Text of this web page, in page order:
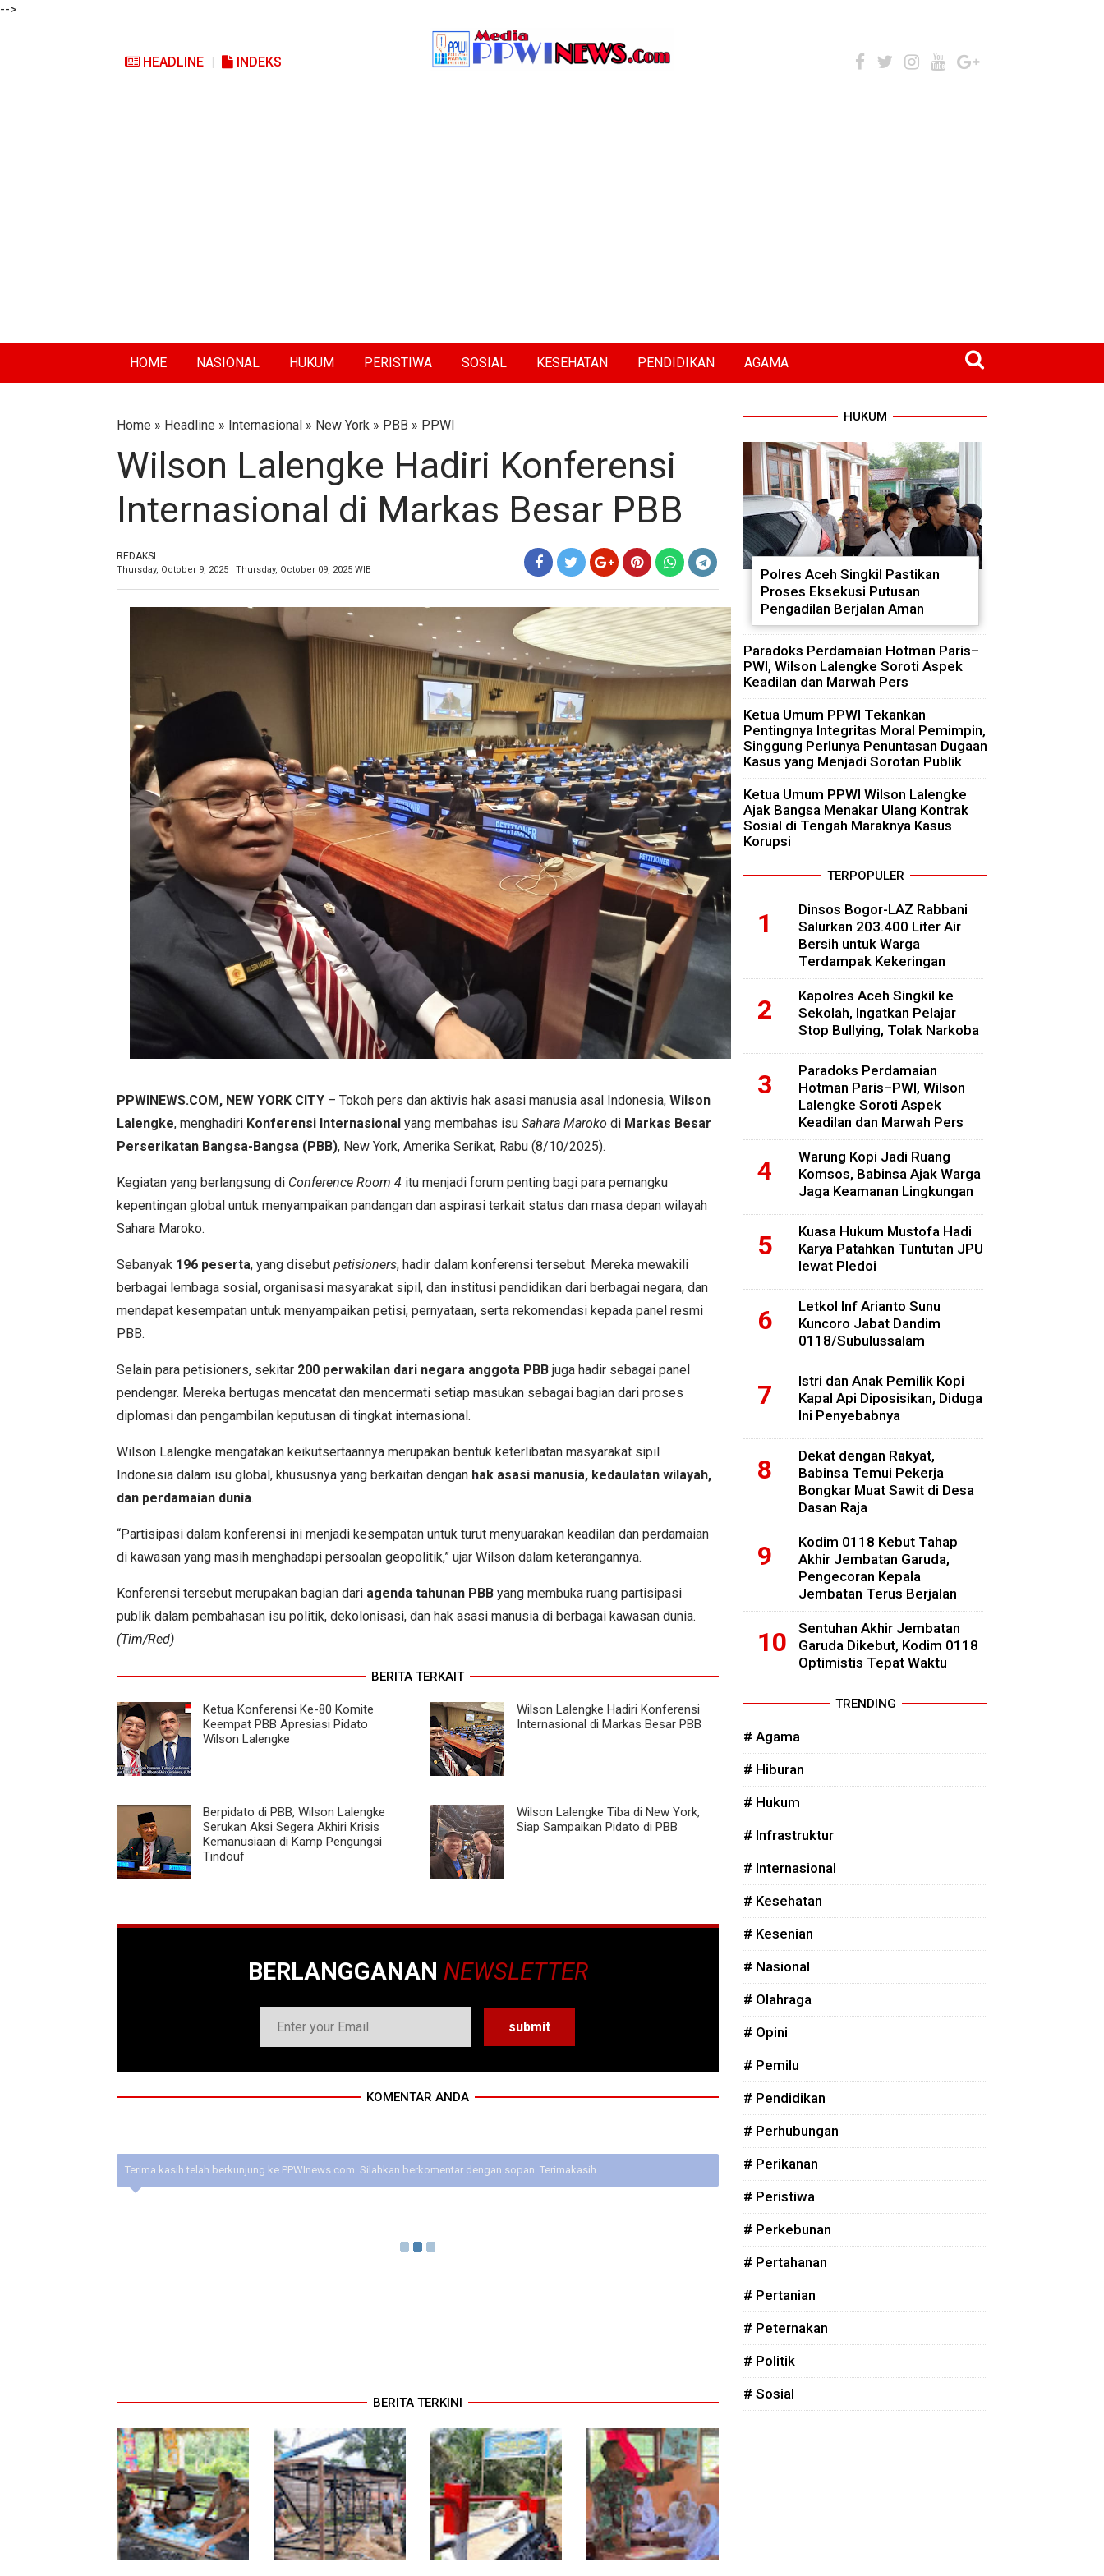
-->
HEADLINE INDEKS
HOME NASIONAL HUKUM PERISTIWA SOSIAL KESEHATAN PENDIDIKAN AGAMA
Home » Headline » Internasional » New York » PBB » PPWI
Wilson Lalengke Hadiri Konferensi
Internasional di Markas Besar PBB
REDAKSI
Thursday, October 9, 2025 | Thursday, October 09, 2025 WIB
PPWINEWS.COM, NEW YORK CITY – Tokoh pers dan aktivis hak asasi manusia asal Indonesia, Wilson
Lalengke, menghadiri Konferensi Internasional yang membahas isu Sahara Maroko di Markas Besar
Perserikatan Bangsa-Bangsa (PBB), New York, Amerika Serikat, Rabu (8/10/2025).
Kegiatan yang berlangsung di Conference Room 4 itu menjadi forum penting bagi para pemangku
kepentingan global untuk menyampaikan pandangan dan aspirasi terkait status dan masa depan wilayah
Sahara Maroko.
Sebanyak 196 peserta, yang disebut petisioners, hadir dalam konferensi tersebut. Mereka mewakili
berbagai lembaga sosial, organisasi masyarakat sipil, dan institusi pendidikan dari berbagai negara, dan
mendapat kesempatan untuk menyampaikan petisi, pernyataan, serta rekomendasi kepada panel resmi
PBB.
Selain para petisioners, sekitar 200 perwakilan dari negara anggota PBB juga hadir sebagai panel
pendengar. Mereka bertugas mencatat dan mencermati setiap masukan sebagai bagian dari proses
diplomasi dan pengambilan keputusan di tingkat internasional.
Wilson Lalengke mengatakan keikutsertaannya merupakan bentuk keterlibatan masyarakat sipil
Indonesia dalam isu global, khususnya yang berkaitan dengan hak asasi manusia, kedaulatan wilayah,
dan perdamaian dunia.
“Partisipasi dalam konferensi ini menjadi kesempatan untuk turut menyuarakan keadilan dan perdamaian
di kawasan yang masih menghadapi persoalan geopolitik,” ujar Wilson dalam keterangannya.
Konferensi tersebut merupakan bagian dari agenda tahunan PBB yang membuka ruang partisipasi
publik dalam pembahasan isu politik, dekolonisasi, dan hak asasi manusia di berbagai kawasan dunia.
(Tim/Red)
BERITA TERKAIT
Ketua Konferensi Ke-80 Komite
Keempat PBB Apresiasi Pidato
Wilson Lalengke
Wilson Lalengke Hadiri Konferensi
Internasional di Markas Besar PBB
Berpidato di PBB, Wilson Lalengke
Serukan Aksi Segera Akhiri Krisis
Kemanusiaan di Kamp Pengungsi
Tindouf
Wilson Lalengke Tiba di New York,
Siap Sampaikan Pidato di PBB
BERLANGGANAN NEWSLETTER
KOMENTAR ANDA
Terima kasih telah berkunjung ke PPWInews.com. Silahkan berkomentar dengan sopan. Terimakasih.
BERITA TERKINI
HUKUM
Polres Aceh Singkil Pastikan
Proses Eksekusi Putusan
Pengadilan Berjalan Aman
Paradoks Perdamaian Hotman Paris–
PWI, Wilson Lalengke Soroti Aspek
Keadilan dan Marwah Pers
Ketua Umum PPWI Tekankan
Pentingnya Integritas Moral Pemimpin,
Singgung Perlunya Penuntasan Dugaan
Kasus yang Menjadi Sorotan Publik
Ketua Umum PPWI Wilson Lalengke
Ajak Bangsa Menakar Ulang Kontrak
Sosial di Tengah Maraknya Kasus
Korupsi
TERPOPULER
Dinsos Bogor-LAZ Rabbani
Salurkan 203.400 Liter Air
Bersih untuk Warga
Terdampak Kekeringan
Kapolres Aceh Singkil ke
Sekolah, Ingatkan Pelajar
Stop Bullying, Tolak Narkoba
Paradoks Perdamaian
Hotman Paris–PWI, Wilson
Lalengke Soroti Aspek
Keadilan dan Marwah Pers
Warung Kopi Jadi Ruang
Komsos, Babinsa Ajak Warga
Jaga Keamanan Lingkungan
Kuasa Hukum Mustofa Hadi
Karya Patahkan Tuntutan JPU
lewat Pledoi
Letkol Inf Arianto Sunu
Kuncoro Jabat Dandim
0118/Subulussalam
Istri dan Anak Pemilik Kopi
Kapal Api Diposisikan, Diduga
Ini Penyebabnya
Dekat dengan Rakyat,
Babinsa Temui Pekerja
Bongkar Muat Sawit di Desa
Dasan Raja
Kodim 0118 Kebut Tahap
Akhir Jembatan Garuda,
Pengecoran Kepala
Jembatan Terus Berjalan
Sentuhan Akhir Jembatan
Garuda Dikebut, Kodim 0118
Optimistis Tepat Waktu
TRENDING
# Agama
# Hiburan
# Hukum
# Infrastruktur
# Internasional
# Kesehatan
# Kesenian
# Nasional
# Olahraga
# Opini
# Pemilu
# Pendidikan
# Perhubungan
# Perikanan
# Peristiwa
# Perkebunan
# Pertahanan
# Pertanian
# Peternakan
# Politik
# Sosial